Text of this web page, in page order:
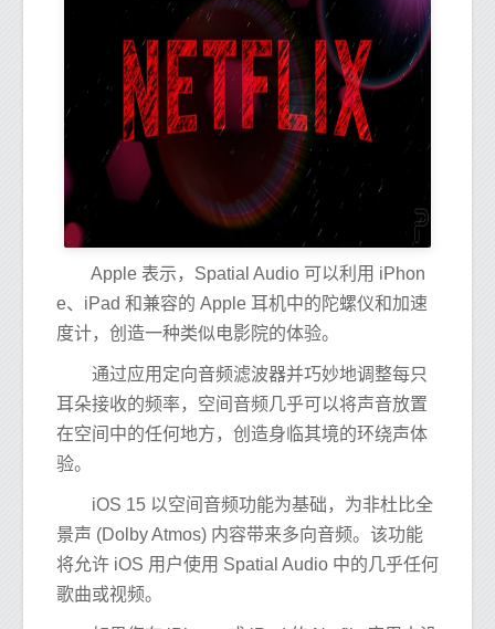
Apple 表示，Spatial Audio 可以利用 ‌iPhon
e‌、‌iPad‌ 和兼容的 Apple 耳机中的陀螺仪和加速
度计，创造一种类似电影院的体验。
通过应用定向音频滤波器并巧妙地调整每只
耳朵接收的频率，空间音频几乎可以将声音放置
在空间中的任何地方，创造身临其境的环绕声体
验。
iOS 15 以空间音频功能为基础，为非杜比全
景声 (Dolby Atmos) 内容带来多向音频。该功能
将允许 iOS 用户使用 Spatial Audio 中的几乎任何
歌曲或视频。